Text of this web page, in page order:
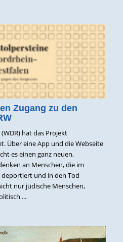
Zugang zu den
hat das Projekt
Über eine App und die Webseite
es einen ganz neuen,
an Menschen, die im
und in den Tod
nur jüdische Menschen,
...